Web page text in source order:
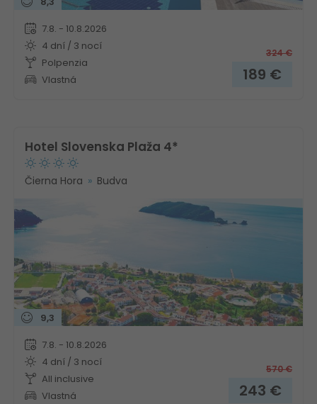
7.8. - 10.8.2026
4 dní / 3 nocí
Polpenzia
Vlastná
324€
189 €
Hotel Slovenska Plaža 4*
Čierna Hora Budva
9,3
7.8. - 10.8.2026
4 dní / 3 nocí
All inclusive
Vlastná
570€
243 €